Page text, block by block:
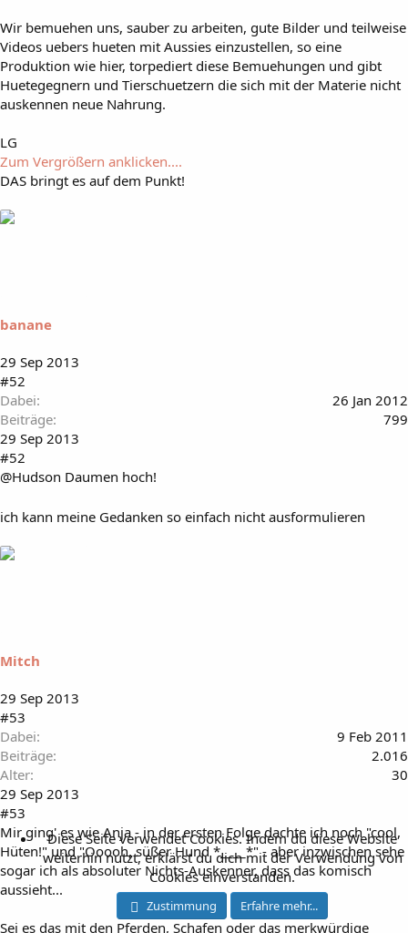
Wir bemuehen uns, sauber zu arbeiten, gute Bilder und teilweise
Videos uebers hueten mit Aussies einzustellen, so eine
Produktion wie hier, torpediert diese Bemuehungen und gibt
Huetegegnern und Tierschuetzern die sich mit der Materie nicht
auskennen neue Nahrung.
LG
Zum Vergrößern anklicken....
DAS bringt es auf dem Punkt!
banane
29 Sep 2013
#52
Dabei
26 Jan 2012
Beiträge
799
29 Sep 2013
#52
@Hudson Daumen hoch!
ich kann meine Gedanken so einfach nicht ausformulieren
Mitch
29 Sep 2013
#53
Dabei
9 Feb 2011
Beiträge
2.016
Alter
30
29 Sep 2013
#53
Mir ging' es wie Anja - in der ersten Folge dachte ich noch "cool,
Hüten!" und "Ooooh, süßer Hund *____*" - aber inzwischen sehe
sogar ich als absoluter Nichts-Auskenner, dass das komisch
aussieht...
Sei es das mit den Pferden, Schafen oder das merkwürdige
Diese Seite verwendet Cookies. Indem du diese Website
weiterhin nutzt, erklärst du dich mit der Verwendung von
Cookies einverstanden.
Zustimmung Erfahre mehr...